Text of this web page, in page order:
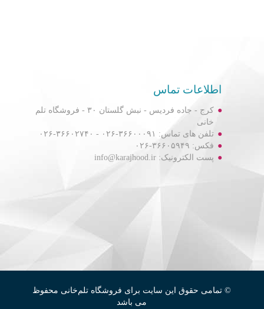
اطلاعات تماس
کرج - جاده فردیس - نبش گلستان ۳۰ - فروشگاه تلم
خانی
تلفن های تماس: ۳۶۶۰۰۰۹۱-۰۲۶ - ۳۶۶۰۲۷۴۰-۰۲۶
فکس: ۳۶۶۰۵۹۴۹-۰۲۶
پست الکترونیک: info@karajhood.ir
© تمامی حقوق این سایت برای فروشگاه تلم‌خانی محفوظ
می باشد